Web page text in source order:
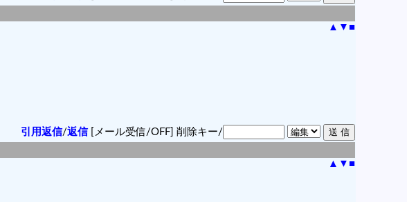
▲ ▼ ■
引用返信/返信[メール受信/OFF] 削除キー/
▲ ▼ ■